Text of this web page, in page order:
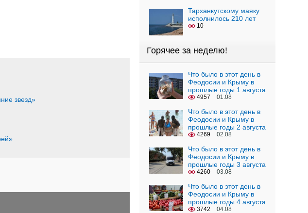
звезд»
Тарханкутскому маяку
исполнилось 210 лет
10
Горячее за неделю!
Что было в этот день в
Феодосии и Крыму в
прошлые годы 1 августа
4957 01.08
Что было в этот день в
Феодосии и Крыму в
прошлые годы 2 августа
4269 02.08
Что было в этот день в
Феодосии и Крыму в
прошлые годы 3 августа
4260 03.08
Что было в этот день в
Феодосии и Крыму в
прошлые годы 4 августа
3742 04.08